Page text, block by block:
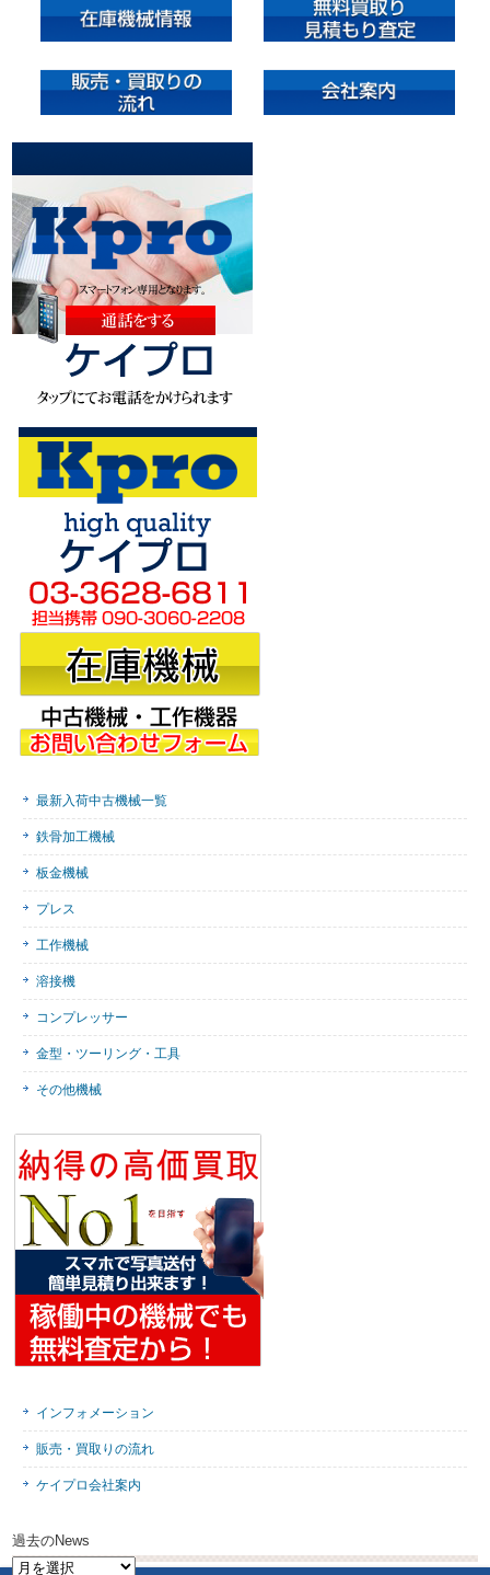
最新入荷中古機械一覧
鉄骨加工機械
板金機械
プレス
工作機械
溶接機
コンプレッサー
金型・ツーリング・工具
その他機械
インフォメーション
販売・買取りの流れ
ケイプロ会社案内
過去のNews
過